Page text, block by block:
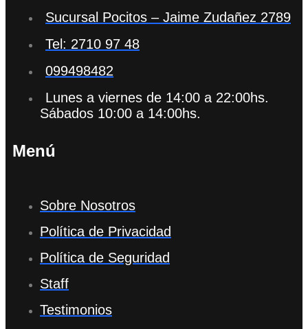
Sucursal Pocitos – Jaime Zudañez 2789
Tel: 2710 97 48
099498482
Lunes a viernes de 14:00 a 22:00hs.
Sábados 10:00 a 14:00hs.
Menú
Sobre Nosotros
Política de Privacidad
Política de Seguridad
Staff
Testimonios